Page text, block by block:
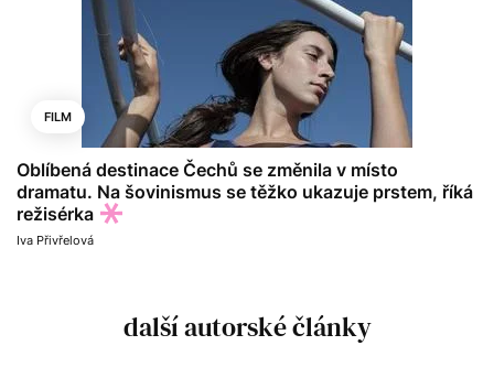
FILM
Oblíbená destinace Čechů se změnila v místo
dramatu. Na šovinismus se těžko ukazuje prstem, říká
režisérka
Iva Přivřelová
další autorské články